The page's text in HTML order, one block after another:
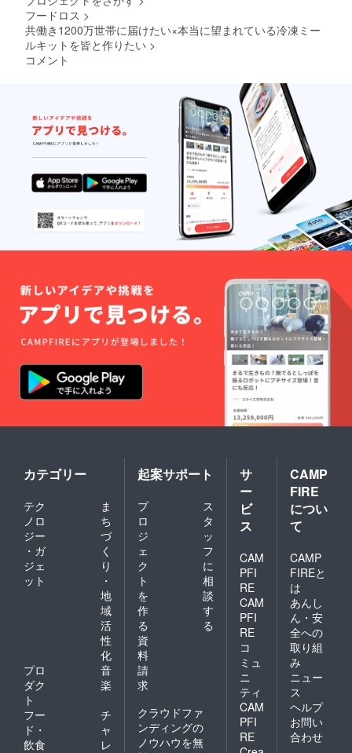
フードロス >
共働き1200万世帯に届けたい×本当に望まれている冷凍ミー
ルキットを皆と作りたい >
コメント
カテゴリー
テク
ノロ
ジー
・ガ
ジェ
ット
ま
ち
づ
く
り
・
地
域
活
性
化
プロ
ダク
ト
音
楽
フー
ド・
飲食
チ
ャ
レ
起案サポート
プ
ロ
ジ
ェ
ク
ト
を
作
る
ス
タ
ッ
フ
に
相
談
す
る
資
料
請
求
クラウドファ
ンディングの
ノウハウを無
サ
ー
ビ
ス
CAM
PFI
RE
CAM
PFI
RE
コ
ミュ
ニ
ティ
CAM
PFI
RE
CAMP
FIRE
につい
て
CAMP
FIREと
は
あんし
ん・安
全への
取り組
み
ニュー
ス
ヘルプ
お問い
合わせ